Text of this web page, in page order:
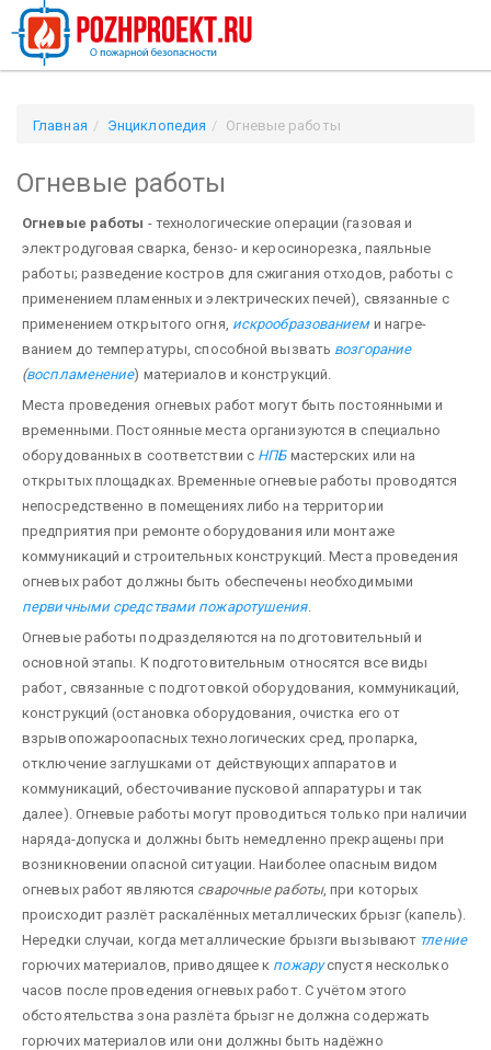
Главная Энциклопедия Огневые работы
Огневые работы
Огневые работы - технологические операции (газовая и
электродуговая сварка, бензо- и керосинорезка, паяльные
работы; разведение костров для сжигания отходов, работы с
применением пла­менных и электрических печей), связанные с
применением открытого огня, искрообразованиеми нагре­
ванием до температуры, способной вызвать возгорание
(воспламенение) материалов и конструкций.
Места проведения огневых работ могут быть постоянными и
временными. Постоянные места организуются в специально
оборудованных в соответствии с НПБмастерских или на
открытых площадках. Времен­ные огневые работы проводятся
непосредственно в помещениях либо на территории
предприятия при ремонте оборудования или монтаже
коммуникаций и строительных конструкций. Места проведения
огневых работ долж­ны быть обеспечены необходимыми
первичными средствами пожаротушения.
Огневые работы подразделяются на подготовительный и
основной этапы. К подготовительным относятся все виды
работ, связанные с подготовкой оборудования, коммуникаций,
конструкций (остановка оборудо­вания, очистка его от
взрывопожароопасных технологических сред, пропарка,
отключение заглушками от действующих аппаратов и
коммуникаций, обесточивание пусковой аппаратуры и так
далее). Огневые работы могут проводиться только при наличии
наряда-допуска и должны быть немедленно прекращены при
возникновении опасной ситуации. Наиболее опасным видом
огневых работ являются сварочные работы, при которых
происхо­дит разлёт раскалённых металлических брызг (капель).
Нередки случаи, когда металлические брызги вызывают тление
горючих материалов, приводящее к пожаруспустя несколько
часов после проведения огневых работ. С учётом этого
обстоятельства зона разлёта брызг не должна содержать
горючих материалов или они должны быть надёжно